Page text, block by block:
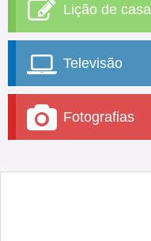
Lição de casa
Televisão
Fotografias